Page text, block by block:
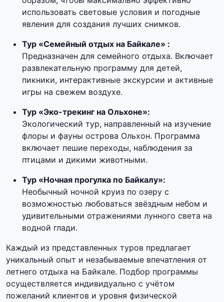
использовать световые условия и погодные
явления для создания лучших снимков.
Тур «Семейный отдых на Байкале» :
Предназначен для семейного отдыха. Включает
развлекательную программу для детей,
пикники, интерактивные экскурсии и активные
игры на свежем воздухе.
Тур «Эко-трекинг на Ольхоне»:
Экологический тур, направленный на изучение
флоры и фауны острова Ольхон. Программа
включает пешие переходы, наблюдения за
птицами и дикими животными.
Тур «Ночная прогулка по Байкалу»:
Необычный ночной круиз по озеру с
возможностью любоваться звёздным небом и
удивительными отражениями лунного света на
водной глади.
Каждый из представленных туров предлагает
уникальный опыт и незабываемые впечатления от
летнего отдыха на Байкале. Подбор программы
осуществляется индивидуально с учётом
пожеланий клиентов и уровня физической